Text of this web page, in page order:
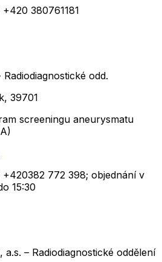
380761181
odd.
39701
screeningu aneurysmatu
772 398; objednání v
15:30
– Radiodiagnostické oddělení